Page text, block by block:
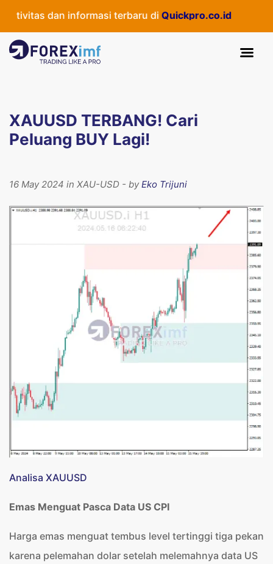
dan informasi terbaru di Quickpro.co.id
XAUUSD TERBANG! Cari
Peluang BUY Lagi!
16 May 2024 in XAU-USD - byEko Trijuni
Analisa XAUUSD
Emas Menguat Pasca Data US CPI
Harga emas menguat tembus level tertinggi tiga pekan
karena pelemahan dolar setelah melemahnya data US